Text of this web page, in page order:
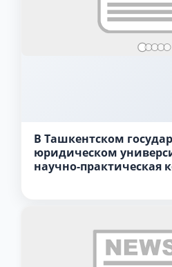
В Ташкентском
юридическом
научно-практическая
3. Собеседование (бакалавр) (8)
4. Собеседование (магистр) (5)